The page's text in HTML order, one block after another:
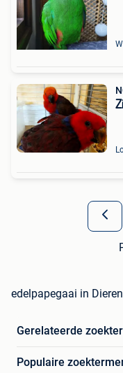
edelpapegaai in
Gerelateerde
Populaire